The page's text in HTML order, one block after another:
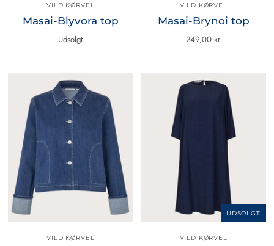
VILD KØRVEL
Masai-Blyvora top
Udsolgt
VILD KØRVEL
Masai-Brynoi top
249,00 kr
VILD KØRVEL
UDSOLGT
VILD KØRVEL